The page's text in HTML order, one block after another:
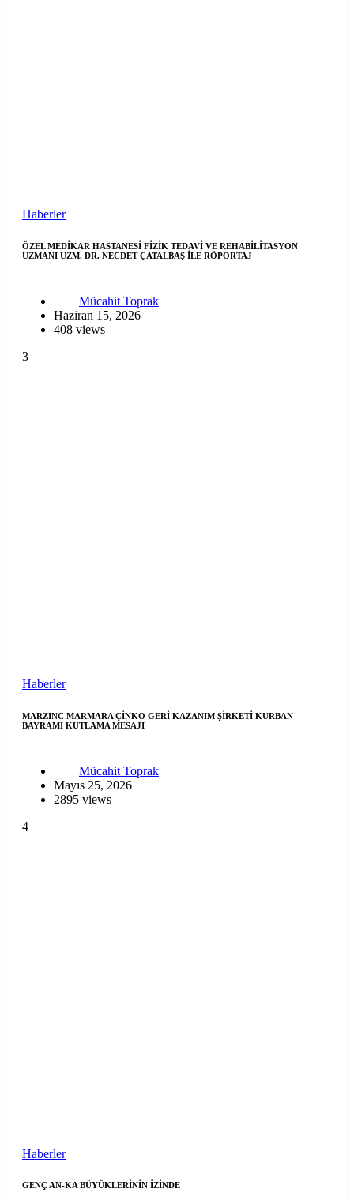
Haberler
ÖZEL MEDİKAR HASTANESİ FİZİK TEDAVİ VE REHABİLİTASYON
UZMANI UZM. DR. NECDET ÇATALBAŞ İLE RÖPORTAJ
Mücahit Toprak
Haziran 15, 2026
408 views
3
Haberler
MARZINC MARMARA ÇİNKO GERİ KAZANIM ŞİRKETİ KURBAN
BAYRAMI KUTLAMA MESAJI
Mücahit Toprak
Mayıs 25, 2026
2895 views
4
Haberler
GENÇ AN-KA BÜYÜKLERİNİN İZİNDE